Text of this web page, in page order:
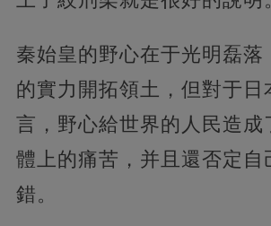
秦始皇的野心在于光明磊落
的實力開拓領土，但對于日
言，野心給世界的人民造成
體上的痛苦，并且還否定自
錯。